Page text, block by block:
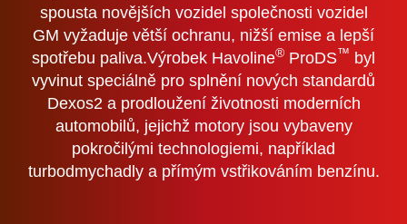
spousta novějších vozidel společnosti vozidel
GM vyžaduje větší ochranu, nižší emise a lepší
spotřebu paliva.Výrobek Havoline® ProDS™ byl
vyvinut speciálně pro splnění nových standardů
Dexos2 a prodloužení životnosti moderních
automobilů, jejichž motory jsou vybaveny
pokročilými technologiemi, například
turbodmychadly a přímým vstřikováním benzínu.